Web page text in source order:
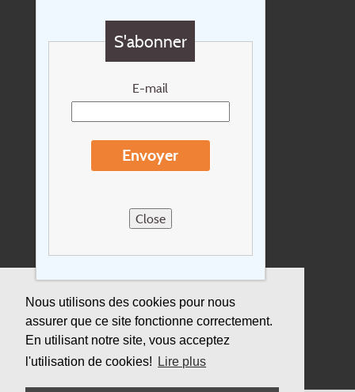
Nous utilisons des cookies pour nous
assurer que ce site fonctionne correctement.
En utilisant notre site, vous acceptez
l'utilisation de cookies!
Lire plus
S'abonner
E-mail
Envoyer
Close
Questions?
Newsletter
Conditions de voyage
Sitemap
Assurance